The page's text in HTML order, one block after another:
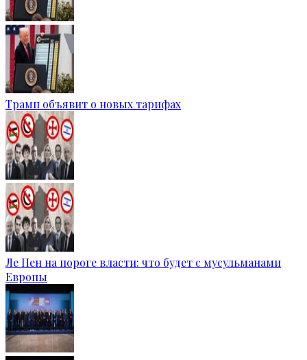
Трамп объявит о новых тарифах
Ле Пен на пороге власти: что будет с мусульманами
Европы